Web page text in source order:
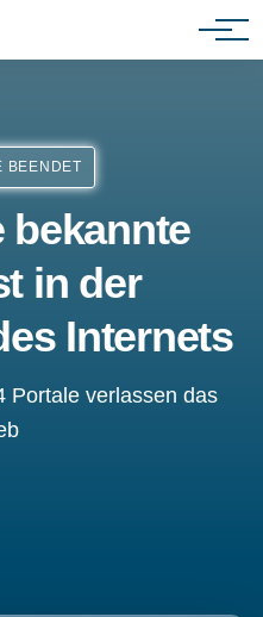
BEENDET
bekannte
in der
Internets
Portale verlassen das